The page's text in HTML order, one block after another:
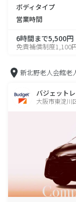
ボディタイプ
営業時間
6時間まで5,500円
免責補償制度1,100
新北野老人会館老
バジェット
大阪市東淀川